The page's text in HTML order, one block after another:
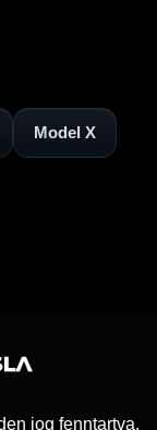
Model X
jog fenntartva.